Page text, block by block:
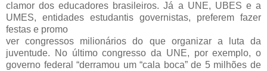
clamor dos educadores brasileiros. Já a UNE, UBES e a
UMES, entidades estudantis governistas, preferem fazer
festas e promo
ver congressos milionários do que organizar a luta da
juventude. No último congresso da UNE, por exemplo, o
governo federal “derramou um “cala boca” de 5 milhões de